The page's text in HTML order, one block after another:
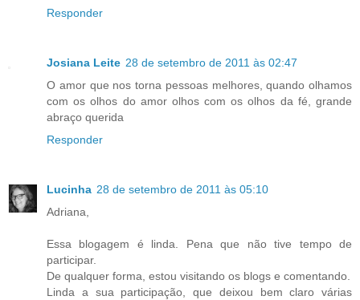
Responder
Josiana Leite 28 de setembro de 2011 às 02:47
O amor que nos torna pessoas melhores, quando olhamos
com os olhos do amor olhos com os olhos da fé, grande
abraço querida
Responder
Lucinha 28 de setembro de 2011 às 05:10
Adriana,
Essa blogagem é linda. Pena que não tive tempo de
participar.
De qualquer forma, estou visitando os blogs e comentando.
Linda a sua participação, que deixou bem claro várias